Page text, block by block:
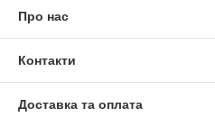
Про нас
Контакти
Доставка та оплата